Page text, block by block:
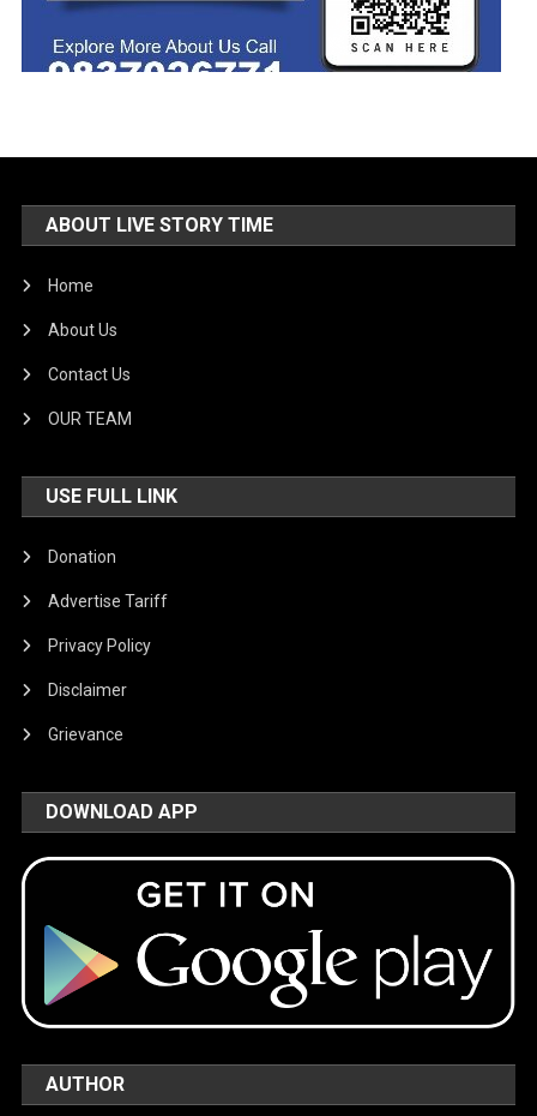
ABOUT LIVE STORY TIME
Home
About Us
Contact Us
OUR TEAM
USE FULL LINK
Donation
Advertise Tariff
Privacy Policy
Disclaimer
Grievance
DOWNLOAD APP
AUTHOR